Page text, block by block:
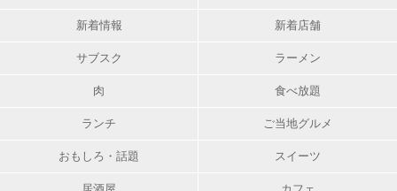
新着情報 新着店舗
サブスク ラーメン
肉 食べ放題
ランチ ご当地グルメ
おもしろ・話題 スイーツ